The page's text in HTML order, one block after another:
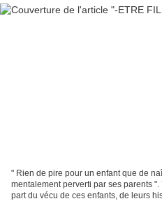
" Rien de pire pour un enfant que de
mentalement perverti par ses parents
part du vécu de ces enfants, de leurs